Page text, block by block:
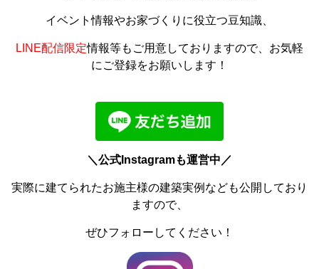
イベント情報やお家づくりに役立つ豆知識、
LINE配信限定情報等もご用意しておりますので、お気軽
にご登録をお願いします！
＼公式Instagramも運営中／
実際に建てられたお施主様の建築実例なども公開しており
ますので、
ぜひフォローしてください！